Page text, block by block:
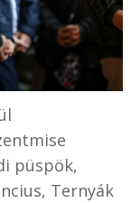
püspök,
Ternyák